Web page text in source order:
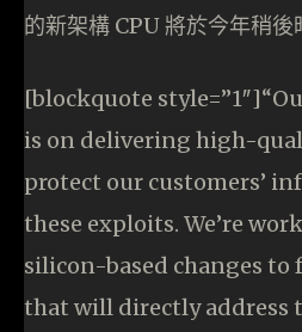
的新架構 CPU 將於今年稍後
[blockquote
is on delivering high-
protect our customers’
these exploits. We’re
silicon-based changes to
that will directly address